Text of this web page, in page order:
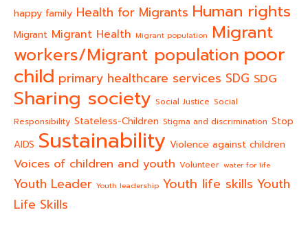
happy family Health for Migrants Human rights
Migrant Migrant Health Migrant population Migrant
workers/Migrant population poor
child primary healthcare services SDG SDG
Sharing society Social Justice Social
Responsibility Stateless-Children Stigma and discrimination Stop
AIDS Sustainability Violence against children
Voices of children and youth Volunteer water for life
Youth Leader Youth leadership Youth life skills Youth
Life Skills